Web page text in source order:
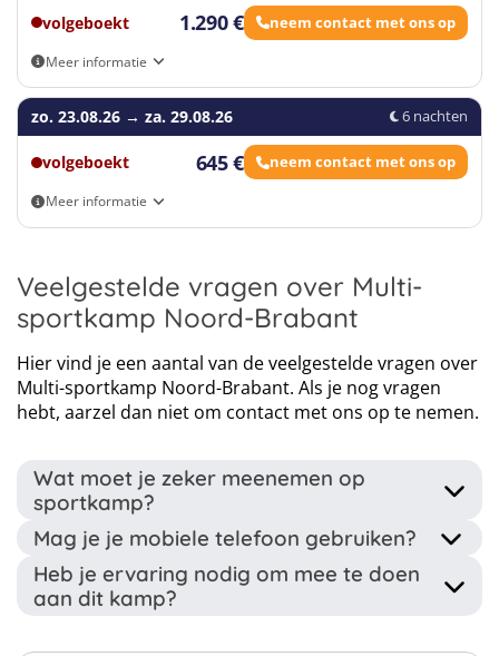
volgeboekt 1.290 € neem contact met ons op
Meer informatie
Eigen vervoer
zo. 23.08.26 → za. 29.08.26 6 nachten
volgeboekt 645 € neem contact met ons op
Meer informatie
Veelgestelde vragen over Multi-
sportkamp Noord-Brabant
Hier vind je een aantal van de veelgestelde vragen over
Multi-sportkamp Noord-Brabant. Als je nog vragen
hebt, aarzel dan niet om contact met ons op te nemen.
Wat moet je zeker meenemen op
sportkamp?
Uiterst een aantal weken voor de start van het kamp
krijg je alle verdere informatie en de paklijst
toegestuurd. Dit is wat je zeker niet moet vergeten om
Mag je je mobiele telefoon gebruiken?
Je telefoon mag mee op kamp, maar je mag deze enkel
gebruiken tijdens vrije momenten. Dus niet tijdens
Heb je ervaring nodig om mee te doen
aan dit kamp?
Nee zeker niet! Het kamp en de trainers zijn ingesteld